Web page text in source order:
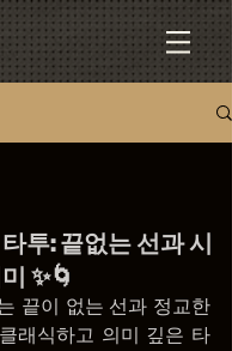
투: 끝없는 선과 시
✨🌀
끝이 없는 선과 정교한
래식하고 의미 깊은 타